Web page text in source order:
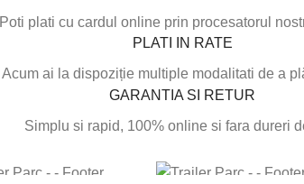
Poti plati cu cardul online prin procesatorul
PLATI IN RATE
Acum ai la dispoziție multiple modalitati de a
GARANTIA SI RETUR
Simplu si rapid, 100% online si fara dureri